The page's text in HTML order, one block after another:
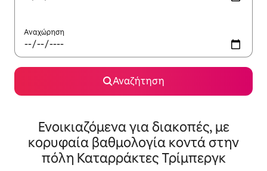
Αναχώρηση
Αναζήτηση
Ενοικιαζόμενα για διακοπές, με
κορυφαία βαθμολογία κοντά στην
πόλη Καταρράκτες Τρίμπεργκ